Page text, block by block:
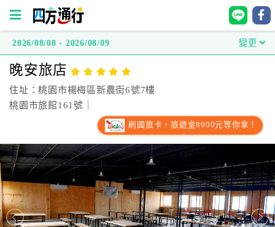
方
通
行
灣
訂
房
2026/08/08 - 2026/08/09 變更
晚安旅店
住址：桃園市楊梅區新農街6號7樓
桃園市旅館161號｜
刷國旅卡，旅遊金8000元等你拿！